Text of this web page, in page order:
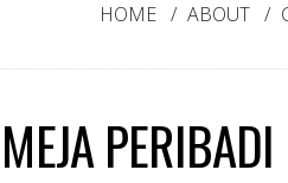
HOME ABOUT
MEJA PERIBADI